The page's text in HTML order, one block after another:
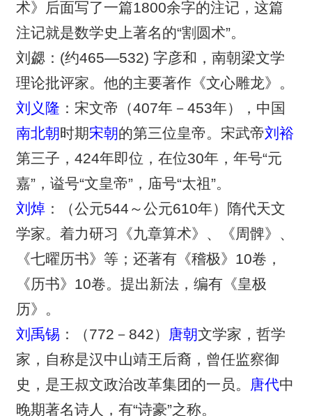
术》后面写了一篇1800余字的注记，这篇
注记就是数学史上著名的“割圆术”。
刘勰：(约465—532) 字彦和，南朝梁文学
理论批评家。他的主要著作《文心雕龙》。
刘义隆 ：宋文帝（407年－453年），中国
南北朝时期宋朝的第三位皇帝。宋武帝刘裕
第三子，424年即位，在位30年，年号“元
嘉”，谥号“文皇帝”，庙号“太祖”。
刘焯：（公元544～公元610年）隋代天文
学家。着力研习《九章算术》、《周髀》、
《七曜历书》等；还著有《稽极》10卷，
《历书》10卷。提出新法，编有《皇极
历》。
刘禹锡 ：（772－842） 唐朝文学家，哲学
家，自称是汉中山靖王后裔，曾任监察御
史，是王叔文政治改革集团的一员。
唐代中
晚期著名诗人，有“诗豪”之称。